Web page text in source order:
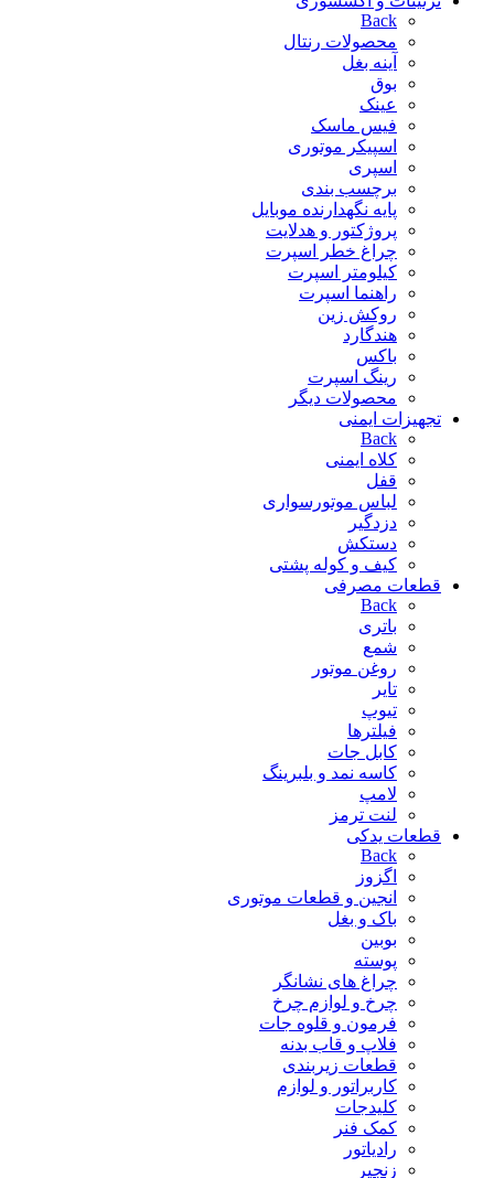
Back
محصولات رنتال
آینه بغل
بوق
عینک
فیس ماسک
اسپیکر موتوری
اسپری
برچسب بندی
پایه نگهدارنده موبایل
پروژکتور و هدلایت
چراغ خطر اسپرت
کیلومتر اسپرت
راهنما اسپرت
روکش زین
هندگارد
باکس
رینگ اسپرت
محصولات دیگر
تجهیزات ایمنی
Back
کلاه ایمنی
قفل
لباس موتورسواری
دزدگیر
دستکش
کیف و کوله پشتی
قطعات مصرفی
Back
باتری
شمع
روغن موتور
تایر
تیوپ
فیلترها
کابل جات
کاسه نمد و بلبرینگ
لامپ
لنت ترمز
قطعات یدکی
Back
اگزوز
انجین و قطعات موتوری
باک و بغل
بوبین
پوسته
چراغ های نشانگر
چرخ و لوازم چرخ
فرمون و قلوه جات
فلاپ و قاب بدنه
قطعات زیربندی
کاربراتور و لوازم
کلیدجات
کمک فنر
رادیاتور
زنجیر